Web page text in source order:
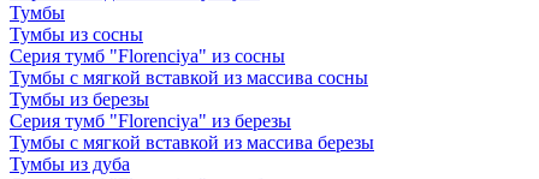
Тумбы
Тумбы из сосны
Серия тумб "Florenciya" из сосны
Тумбы с мягкой вставкой из массива сосны
Тумбы из березы
Серия тумб "Florenciya" из березы
Тумбы с мягкой вставкой из массива березы
Тумбы из дуба